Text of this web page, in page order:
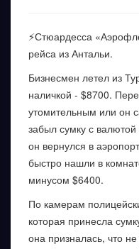
⚡️Стюардесса
рейса из Антальи.
Бизнесмен летел из
наличкой - $8700.
утомительным или он
забыл сумку с
он вернулся в
быстро нашли в
минусом $6400.
По камерам
которая принесла
она призналась, что